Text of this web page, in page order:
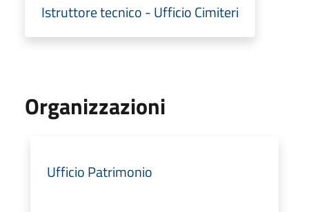
Istruttore tecnico - Ufficio Cimiteri
Organizzazioni
Ufficio Patrimonio